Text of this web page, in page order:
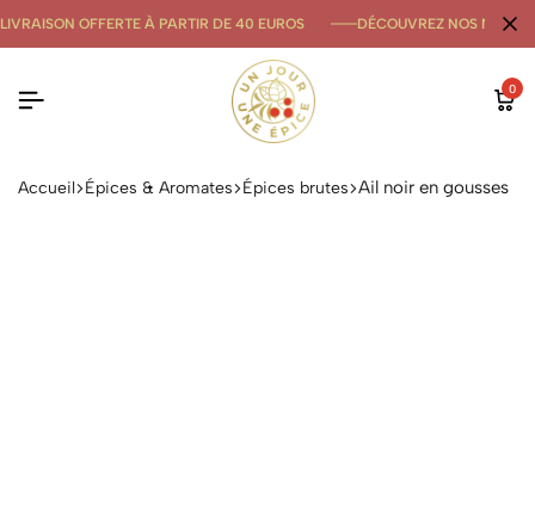
LIVRAISON OFFERTE À PARTIR DE 40 EUROS DÉCOUVREZ NOS
0
Accueil Épices & Aromates Épices brutes Ail noir en gousses